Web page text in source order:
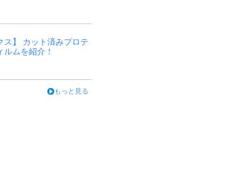
ス】 カット済みプロテ
ルムを紹介！
もっと見る